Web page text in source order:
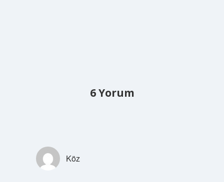
6 Yorum
Köz